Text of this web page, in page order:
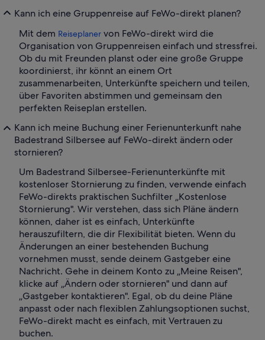
Kann ich eine Gruppenreise auf FeWo-direkt planen?
Mit dem Reiseplaner von FeWo-direkt wird die
Organisation von Gruppenreisen einfach und stressfrei.
Ob du mit Freunden planst oder eine große Gruppe
koordinierst, ihr könnt an einem Ort
zusammenarbeiten, Unterkünfte speichern und teilen,
über Favoriten abstimmen und gemeinsam den
perfekten Reiseplan erstellen.
Kann ich meine Buchung einer Ferienunterkunft nahe
Badestrand Silbersee auf FeWo-direkt ändern oder
stornieren?
Um Badestrand Silbersee-Ferienunterkünfte mit
kostenloser Stornierung zu finden, verwende einfach
FeWo-direkts praktischen Suchfilter „Kostenlose
Stornierung". Wir verstehen, dass sich Pläne ändern
können, daher ist es einfach, Unterkünfte
herauszufiltern, die dir Flexibilität bieten. Wenn du
Änderungen an einer bestehenden Buchung
vornehmen musst, sende deinem Gastgeber eine
Nachricht. Gehe in deinem Konto zu „Meine Reisen",
klicke auf „Ändern oder stornieren" und dann auf
„Gastgeber kontaktieren". Egal, ob du deine Pläne
anpasst oder nach flexiblen Zahlungsoptionen suchst,
FeWo-direkt macht es einfach, mit Vertrauen zu
buchen.